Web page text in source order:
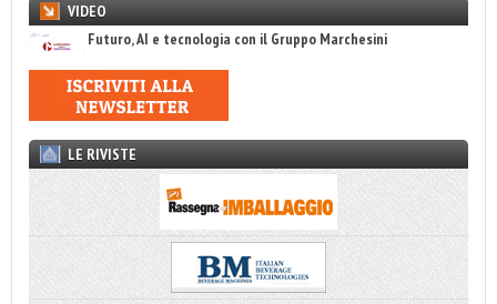
VIDEO
Futuro, AI e tecnologia con il Gruppo Marchesini
LE RIVISTE